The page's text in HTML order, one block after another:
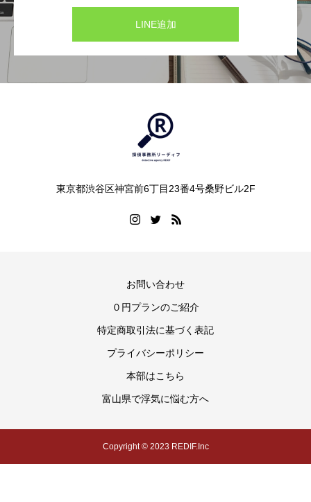
LINE追加
東京都渋谷区神宮前6丁目23番4号桑野ビル2F
お問い合わせ
０円プランのご紹介
特定商取引法に基づく表記
プライバシーポリシー
本部はこちら
富山県で浮気に悩む方へ
Copyright © 2023 REDIF.Inc